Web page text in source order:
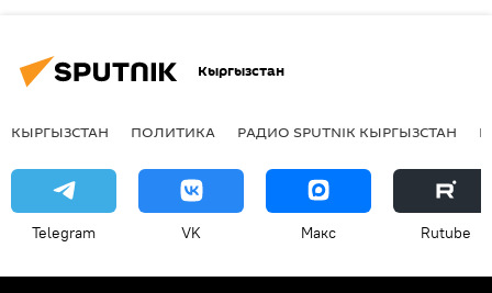
Кыргызстан
КЫРГЫЗСТАН ПОЛИТИКА РАДИО SPUTNIK КЫРГЫЗСТАН
Telegram VK Макс Rutube